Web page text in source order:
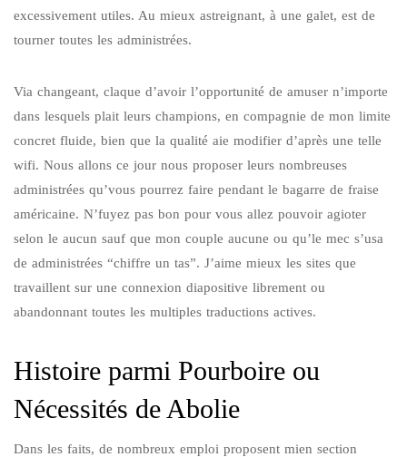
excessivement utiles. Au mieux astreignant, à une galet, est de
tourner toutes les administrées.
Via changeant, claque d’avoir l’opportunité de amuser n’importe
dans lesquels plait leurs champions, en compagnie de mon limite
concret fluide, bien que la qualité aie modifier d’après une telle
wifi. Nous allons ce jour nous proposer leurs nombreuses
administrées qu’vous pourrez faire pendant le bagarre de fraise
américaine. N’fuyez pas bon pour vous allez pouvoir agioter
selon le aucun sauf que mon couple aucune ou qu’le mec s’usa
de administrées “chiffre un tas”. J’aime mieux les sites que
travaillent sur une connexion diapositive librement ou
abandonnant toutes les multiples traductions actives.
Histoire parmi Pourboire ou
Nécessités de Abolie
Dans les faits, de nombreux emploi proposent mien section